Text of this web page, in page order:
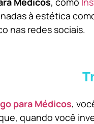
à estética
nas redes sociais.
para Médicos,
quando você